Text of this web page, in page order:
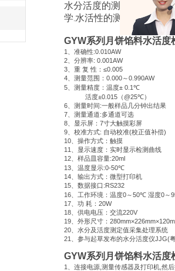
水分活度的测定》、《GB/T
学 水活性的测定》、《GB/T
GYW系列月饼馅料水活度
1 、准确性:0.010AW
2 、分辨率: 0.001AW
3 、重 复 性： ≤0.005
4 、测量范围： 0.000～0.990AW
5 、测量精度：温度± 0.1℃
活度±0.015 （ @25℃）
6 、测量时间:一般样品几分钟出结果
7 、测量通道:多通道可选
8 、显示屏： 7寸大触摸彩屏
9 、校准方式: 自动校准(校正值补偿)
10 、操作方式：触摸
11
、显示速度：实时显示检测曲线
12 、样品皿容量:20ml
13 、温度显示:0-50℃
14 、输出方式：微型打印机
15 、数据接口 :RS232
16 、工作环境：温度0～50℃ 湿度0～
17 、功 耗： 20W
18 、供电电压：交流220V
19 、外形尺寸：
20 、水分及活度测定值采集处理系统
21
、参与起草发布的水分活度仪JJG(
GYW系列月饼馅料水活度
1 、连接电源 测量传感器及打印机 然